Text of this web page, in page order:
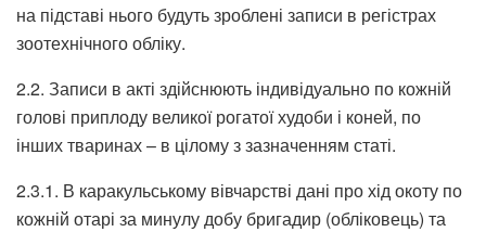
на підставі нього будуть зроблені записи в регістрах
зоотехнічного обліку.
2.2. Записи в акті здійснюють індивідуально по кожній
голові приплоду великої рогатої худоби і коней, по
інших тваринах – в цілому з зазначенням статі.
2.3.1. В каракульському вівчарстві дані про хід окоту по
кожній отарі за минулу добу бригадир (обліковець) та